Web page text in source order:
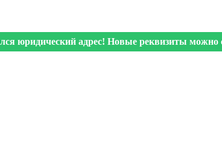
юридический адрес! Новые реквизиты можно